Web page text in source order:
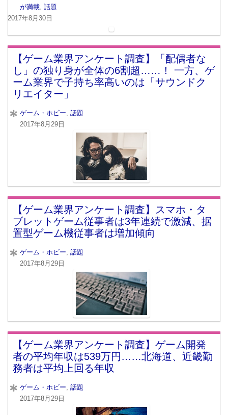
が満載 話題
2017年8月30日
【ゲーム業界アンケート調査】「配偶者な
し」の独り身が全体の6割超……！ 一方、ゲ
ーム業界で子持ち率高いのは「サウンドク
リエイター」
ゲーム・ホビー 話題
2017年8月29日
【ゲーム業界アンケート調査】スマホ・タ
ブレットゲーム従事者は3年連続で激減、据
置型ゲーム機従事者は増加傾向
ゲーム・ホビー 話題
2017年8月29日
【ゲーム業界アンケート調査】ゲーム開発
者の平均年収は539万円……北海道、近畿勤
務者は平均上回る年収
ゲーム・ホビー, 話題
2017年8月29日